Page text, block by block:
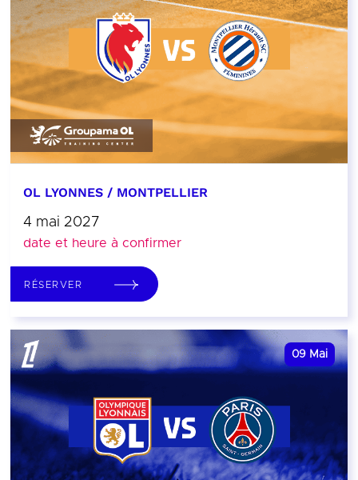
OL LYONNES / MONTPELLIER
4 mai 2027
date et heure à confirmer
RÉSERVER
09 Mai